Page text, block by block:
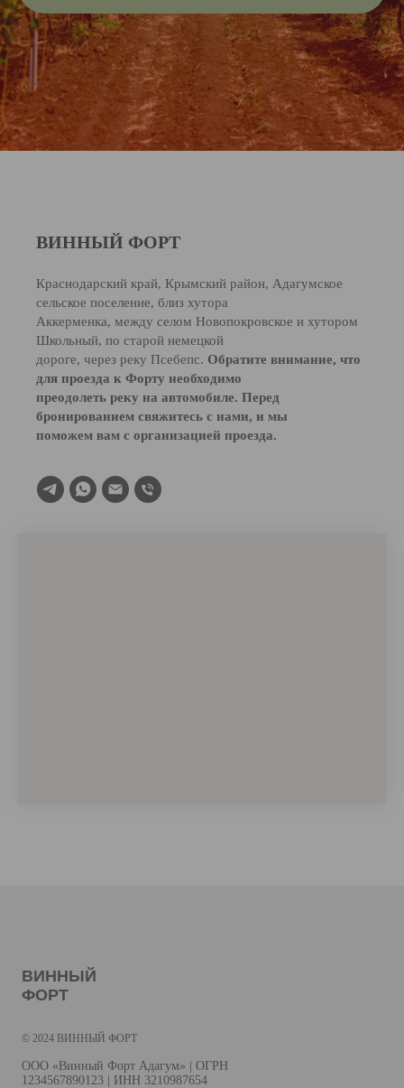
ВИННЫЙ ФОРТ
Краснодарский край, Крымский район, Адагумское
сельское поселение, близ хутора
Аккерменка, между селом Новопокровское и хутором
Школьный, по старой немецкой
дороге, через реку Псебепс. Обратите внимание, что
для проезда к Форту необходимо
преодолеть реку на автомобиле. Перед
бронированием свяжитесь с нами, и мы
поможем вам с организацией проезда.
ВИННЫЙ
ФОРТ
© 2024 ВИННЫЙ ФОРТ
ООО «Винный Форт Адагум» | ОГРН
1234567890123 | ИНН 3210987654